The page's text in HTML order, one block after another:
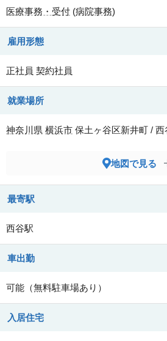
医療事務・受付 (病院事務)
雇用形態
正社員 契約社員
就業場所
神奈川県 横浜市 保土ヶ谷区新井町 / 西
地図で見る
最寄駅
西谷駅
車出勤
可能（無料駐車場あり）
入居住宅